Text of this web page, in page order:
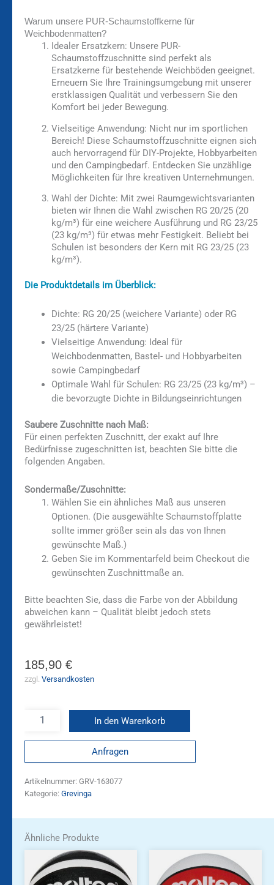
Warum unsere PUR-Schaumstoffkerne für
Weichbodenmatten?
Idealer Ersatzkern: Unsere PUR-
Schaumstoffzuschnitte sind perfekt als
Ersatzkerne für bestehende Weichböden geeignet.
Erneuern Sie Ihre Trainingsumgebung mit unserer
erstklassigen Qualität und verbessern Sie den
Komfort bei jeder Bewegung.
Vielseitige Anwendung: Nicht nur im sportlichen
Bereich! Diese Schaumstoffzuschnitte eignen sich
auch hervorragend für DIY-Projekte, Hobbyarbeiten
und den Campingbedarf. Entdecken Sie unzählige
Möglichkeiten für Ihre kreativen Unternehmungen.
Wahl der Dichte: Mit zwei Raumgewichtsvarianten
bieten wir Ihnen die Wahl zwischen RG 20/25 (20
kg/m³) für eine weichere Ausführung und RG 23/25
(23 kg/m³) für etwas mehr Festigkeit. Beliebt bei
Schulen ist besonders der Kern mit RG 23/25 (23
kg/m³).
Die Produktdetails im Überblick:
Dichte: RG 20/25 (weichere Variante) oder RG
23/25 (härtere Variante)
Vielseitige Anwendung: Ideal für
Weichbodenmatten, Bastel- und Hobbyarbeiten
sowie Campingbedarf
Optimale Wahl für Schulen: RG 23/25 (23 kg/m³) –
die bevorzugte Dichte in Bildungseinrichtungen
Saubere Zuschnitte nach Maß:
Für einen perfekten Zuschnitt, der exakt auf Ihre
Bedürfnisse zugeschnitten ist, beachten Sie bitte die
folgenden Angaben.
Sondermaße/Zuschnitte:
Wählen Sie ein ähnliches Maß aus unseren
Optionen. (Die ausgewählte Schaumstoffplatte
sollte immer größer sein als das von Ihnen
gewünschte Maß.)
Geben Sie im Kommentarfeld beim Checkout die
gewünschten Zuschnittmaße an.
Bitte beachten Sie, dass die Farbe von der Abbildung
abweichen kann – Qualität bleibt jedoch stets
gewährleistet!
185,90 €
zzgl. Versandkosten
In den Warenkorb
Anfragen
Artikelnummer: GRV-163077
Kategorie: Grevinga
Ähnliche Produkte